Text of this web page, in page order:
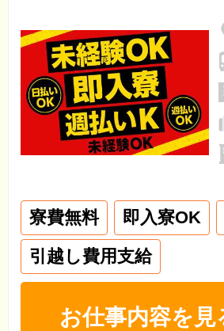
寮費無料 即入寮OK
引越し費用支給
お仕事内容を見